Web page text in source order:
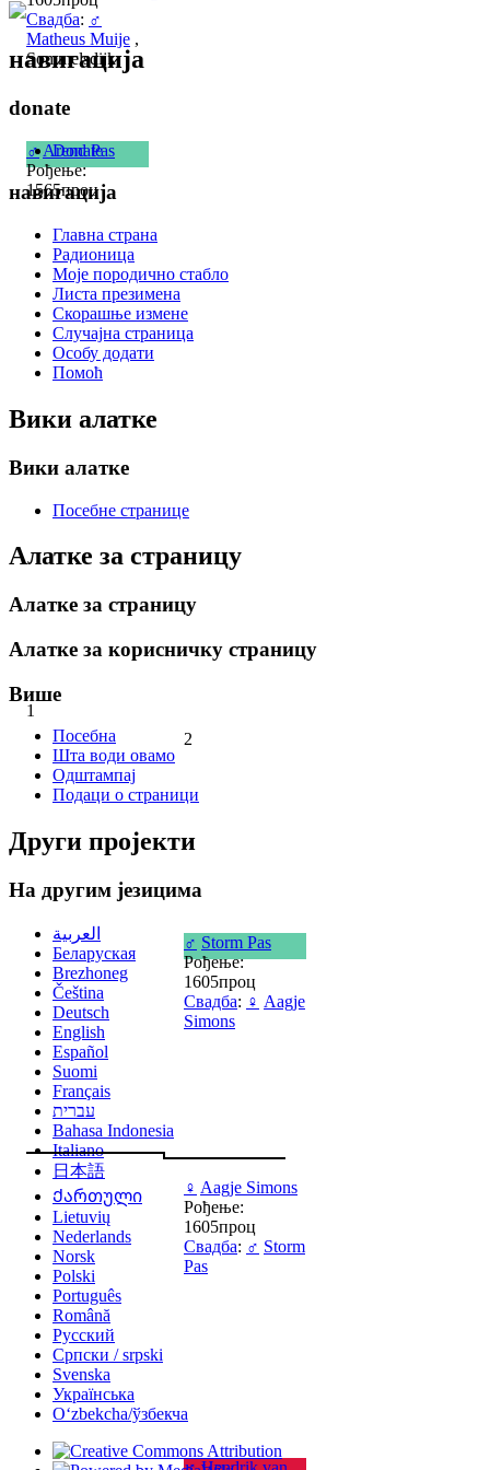
Свадба: ♂
Matheus Muije ,
Sommelsdijk
♂ Arend Pas
Рођење:
1565проц
1
2
♂ Storm Pas
Рођење:
1605проц
Свадба: ♀ Aagje
Simons
♀ Aagje Simons
Рођење:
1605проц
Свадба: ♂ Storm
Pas
навигација
donate
Donate
навигација
Главна страна
Радионица
Моје породично стабло
Листа презимена
Скорашње измене
Случајна страница
Особу додати
Помоћ
Вики алатке
Вики алатке
Посебне странице
Алатке за страницу
Алатке за страницу
Алатке за корисничку страницу
Више
Посебна
Шта води овамо
Одштампај
Подаци о страници
Други пројекти
На другим језицима
العربية
Беларуская
Brezhoneg
Čeština
Deutsch
English
Español
Suomi
Français
עברית
Bahasa Indonesia
Italiano
日本語
Ქართული
Lietuvių
Nederlands
Norsk
Polski
Português
Română
Русский
Српски / srpski
Svenska
Українська
Oʻzbekcha/ўзбекча